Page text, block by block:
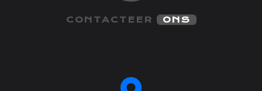
CONTACTEER ONS